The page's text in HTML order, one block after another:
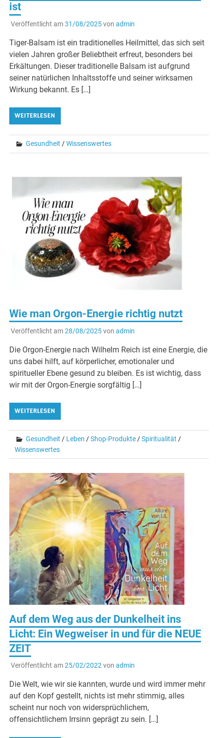
ist
Veröffentlicht am31/08/2025von admin
Tiger-Balsam ist ein traditionelles Heilmittel, das sich seit
vielen Jahren großer Beliebtheit erfreut, besonders bei
Erkältungen. Dieser traditionelle Balsam ist aufgrund
seiner natürlichen Inhaltsstoffe und seiner wirksamen
Wirkung bekannt. Es […]
WEITERLESEN
Gesundheit /Wissenswertes
Wie man Orgon-Energie richtig nutzt
Veröffentlicht am28/08/2025von admin
Die Orgon-Energie nach Wilhelm Reich ist eine Energie, die
uns dabei hilft, auf körperlicher, emotionaler und
spiritueller Ebene gesund zu bleiben. Es ist wichtig, dass
wir mit der Orgon-Energie sorgfältig […]
WEITERLESEN
Gesundheit / Leben /Shop-Produkte /Spiritualität /
Wissenswertes
Auf dem Weg aus der Dunkelheit ins
Licht: Ein Wegweiser in und für die NEUE
ZEIT
Veröffentlicht am25/02/2022von admin
Die Welt, wie wir sie kannten, wurde und wird immer mehr
auf den Kopf gestellt, nichts ist mehr stimmig, alles
scheint nur noch von widersprüchlichem,
offensichtlichem Irrsinn geprägt zu sein. […]